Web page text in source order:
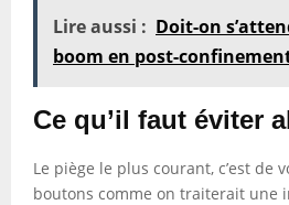
Lire aussi : Doit-on
boom en post-
Ce qu’il faut éviter
Le piège le plus courant, c’est de
boutons comme on traiterait une